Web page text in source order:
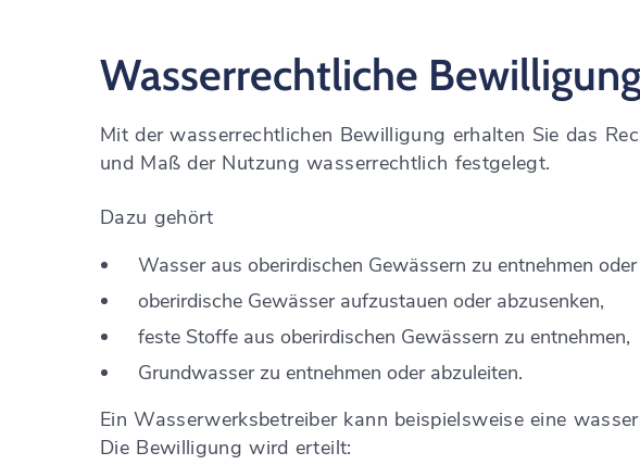
Wasserrechtliche
Mit der wasserrechtlichen Bewilligung erhalten Sie das
und Maß der Nutzung wasserrechtlich festgelegt.
Dazu gehört
Wasser aus oberirdischen Gewässern zu entnehmen
oberirdische Gewässer aufzustauen oder abzusenken,
feste Stoffe aus oberirdischen Gewässern zu entnehmen,
Grundwasser zu entnehmen oder abzuleiten.
Ein Wasserwerksbetreiber kann beispielsweise eine
Die Bewilligung wird erteilt: